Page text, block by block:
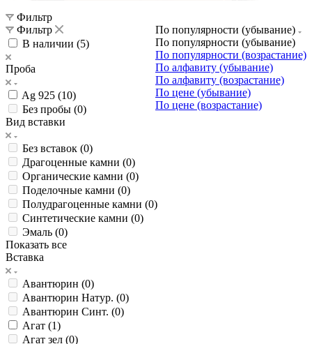
Фильтр
По популярности (убывание)
По популярности (убывание)
По популярности (возрастание)
По алфавиту (убывание)
По алфавиту (возрастание)
По цене (убывание)
По цене (возрастание)
Фильтр
В наличии (5)
Проба
Ag 925 (10)
Без пробы (0)
Вид вставки
Без вставок (0)
Драгоценные камни (0)
Органические камни (0)
Поделочные камни (0)
Полудрагоценные камни (0)
Синтетические камни (0)
Эмаль (0)
Показать все
Вставка
Авантюрин (0)
Авантюрин Натур. (0)
Авантюрин Синт. (0)
Агат (1)
Агат зел (0)